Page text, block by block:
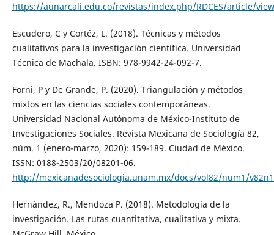
https://aunarcali.edu.co/revistas/index.php/RDCES/article/
Escudero, C y Cortéz, L. (2018). Técnicas y métodos
cualitativos para la investigación científica. Universidad
Técnica de Machala. ISBN: 978-9942-24-092-7.
Forni, P y De Grande, P. (2020). Triangulación y métodos
mixtos en las ciencias sociales contemporáneas.
Universidad Nacional Autónoma de México-Instituto de
Investigaciones Sociales. Revista Mexicana de Sociología 82,
núm. 1 (enero-marzo, 2020): 159-189. Ciudad de México.
ISSN: 0188-2503/20/08201-06.
http://mexicanadesociologia.unam.mx/docs/vol82/num1/
Hernández, R., Mendoza P. (2018). Metodología de la
investigación. Las rutas cuantitativa, cualitativa y mixta.